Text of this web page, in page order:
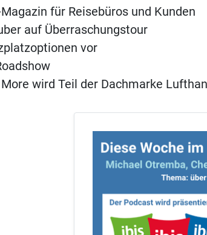
für Reisebüros und Kunden
auf Überraschungstour
vor
wird Teil der Dachmarke